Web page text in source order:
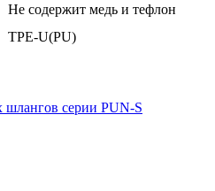
Не содержит медь и тефлон
TPE-U(PU)
серии PUN-S